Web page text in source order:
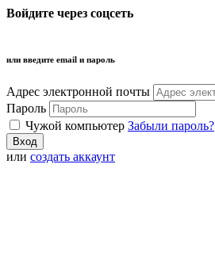
Войдите через соцсеть
или введите email и пароль
Адрес электронной почты
Пароль
Чужой компьютер Забыли пароль?
или создать аккаунт